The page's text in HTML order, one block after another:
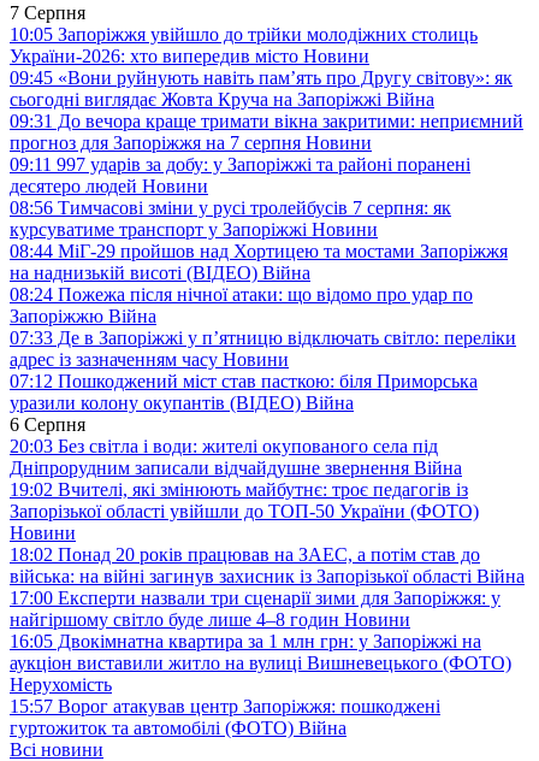
7 Серпня
10:05 Запоріжжя увійшло до трійки молодіжних столиць
України-2026: хто випередив місто Новини
09:45 «Вони руйнують навіть пам’ять про Другу світову»: як
сьогодні виглядає Жовта Круча на Запоріжжі Війна
09:31 До вечора краще тримати вікна закритими: неприємний
прогноз для Запоріжжя на 7 серпня Новини
09:11 997 ударів за добу: у Запоріжжі та районі поранені
десятеро людей Новини
08:56 Тимчасові зміни у русі тролейбусів 7 серпня: як
курсуватиме транспорт у Запоріжжі Новини
08:44 МіГ-29 пройшов над Хортицею та мостами Запоріжжя
на наднизькій висоті (ВІДЕО) Війна
08:24 Пожежа після нічної атаки: що відомо про удар по
Запоріжжю Війна
07:33 Де в Запоріжжі у п’ятницю відключать світло: переліки
адрес із зазначенням часу Новини
07:12 Пошкоджений міст став пасткою: біля Приморська
уразили колону окупантів (ВІДЕО) Війна
6 Серпня
20:03 Без світла і води: жителі окупованого села під
Дніпрорудним записали відчайдушне звернення Війна
19:02 Вчителі, які змінюють майбутнє: троє педагогів із
Запорізької області увійшли до ТОП-50 України (ФОТО)
Новини
18:02 Понад 20 років працював на ЗАЕС, а потім став до
війська: на війні загинув захисник із Запорізької області Війна
17:00 Експерти назвали три сценарії зими для Запоріжжя: у
найгіршому світло буде лише 4–8 годин Новини
16:05 Двокімнатна квартира за 1 млн грн: у Запоріжжі на
аукціон виставили житло на вулиці Вишневецького (ФОТО)
Нерухомість
15:57 Ворог атакував центр Запоріжжя: пошкоджені
гуртожиток та автомобілі (ФОТО) Війна
Всі новини